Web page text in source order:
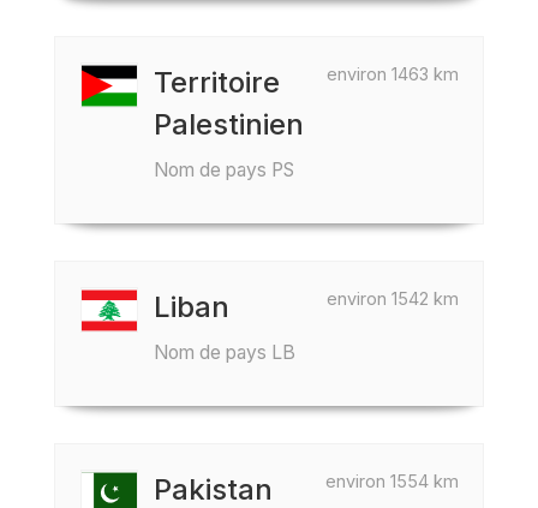
environ 1463 km
Territoire
Palestinien
Nom de pays PS
environ 1542 km
Liban
Nom de pays LB
environ 1554 km
Pakistan